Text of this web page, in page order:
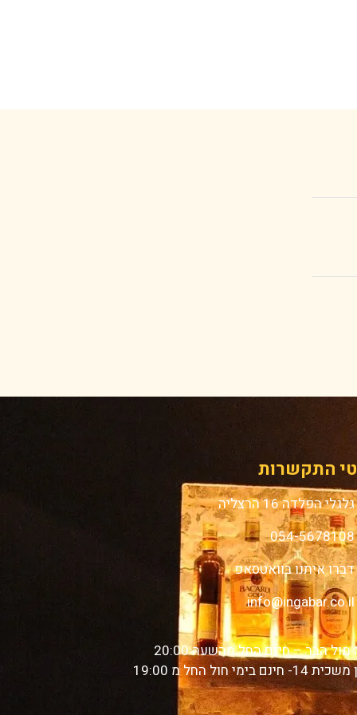
התקשרות
גלגלי הפלדה 16 הרצליה
054-5678108
דברו איתנו בוואטסאפ
info@ingabar.co.il
מול הבר – חינם החל מהשעה 20:00
חינם בימי חול החל מ 19:00